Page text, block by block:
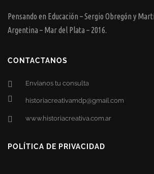
Pensando en Educación – Sergio Obregón y
Argentina – Mar del Plata – 2016.
CONTACTANOS
Envianos tu consulta
historiacreativamdp@gmail.com
www.historiacreativa.com.ar
POLÍTICA DE PRIVACIDAD